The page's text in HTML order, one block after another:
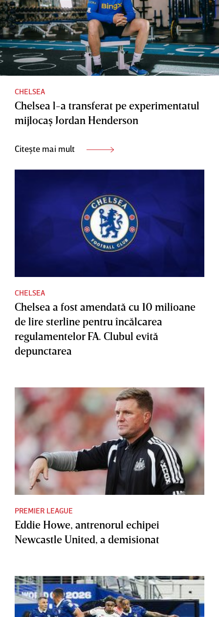
CHELSEA
Chelsea l-a transferat pe experimentatul
mijlocaş Jordan Henderson
Citește mai mult
CHELSEA
Chelsea a fost amendată cu 10 milioane
de lire sterline pentru încălcarea
regulamentelor FA. Clubul evită
depunctarea
PREMIER LEAGUE
Eddie Howe, antrenorul echipei
Newcastle United, a demisionat